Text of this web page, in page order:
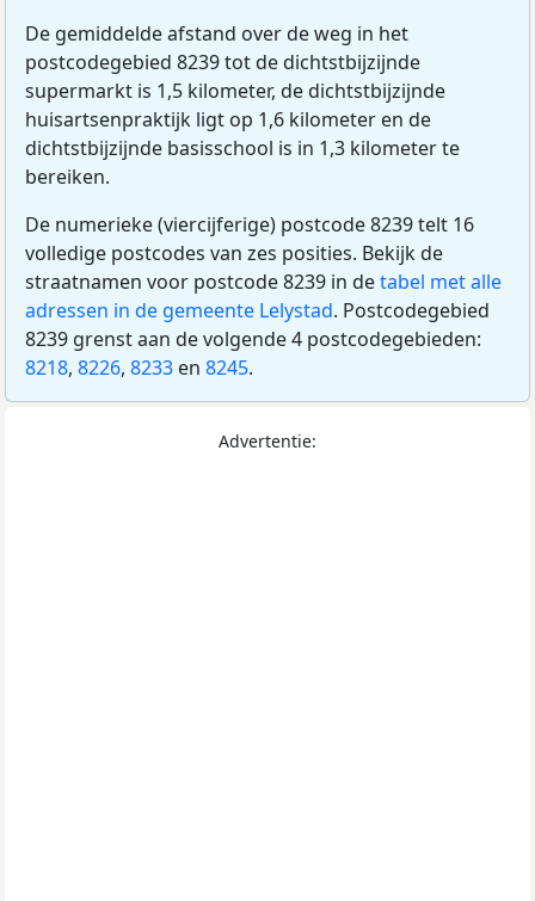
De gemiddelde afstand over de weg in het
postcodegebied 8239 tot de dichtstbijzijnde
supermarkt is 1,5 kilometer, de dichtstbijzijnde
huisartsenpraktijk ligt op 1,6 kilometer en de
dichtstbijzijnde basisschool is in 1,3 kilometer te
bereiken.
De numerieke (viercijferige) postcode 8239 telt 16
volledige postcodes van zes posities. Bekijk de
straatnamen voor postcode 8239 in detabel met alle
adressen in de gemeente Lelystad. Postcodegebied
8239 grenst aan de volgende 4 postcodegebieden:
8218, 8226, 8233 en 8245.
Advertentie: